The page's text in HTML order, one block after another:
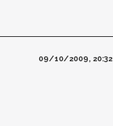
09/10/2009, 20:32